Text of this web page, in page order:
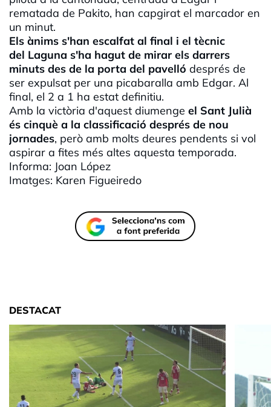
rematada de Pakito, han capgirat el marcador en
un minut.
Els ànims s'han escalfat al final i el tècnic
del Laguna s'ha hagut de mirar els darrers
minuts des de la porta del pavelló després de
ser expulsat per una picabaralla amb Edgar. Al
final, el 2 a 1 ha estat definitiu.
Amb la victòria d'aquest diumenge el Sant Julià
és cinquè a la classificació després de nou
jornades, però amb molts deures pendents si vol
aspirar a fites més altes aquesta temporada.
Informa: Joan López
Imatges: Karen Figueiredo
DESTACAT